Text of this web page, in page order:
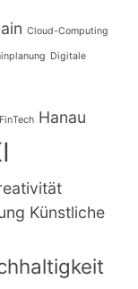
Cloud-Computing
Digitale
FinTech Hanau
Künstliche